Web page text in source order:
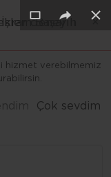
hizmet verebilmemiz
Çok sevdim
×
×
×
İşlem Başarılı ×
deneyin ×